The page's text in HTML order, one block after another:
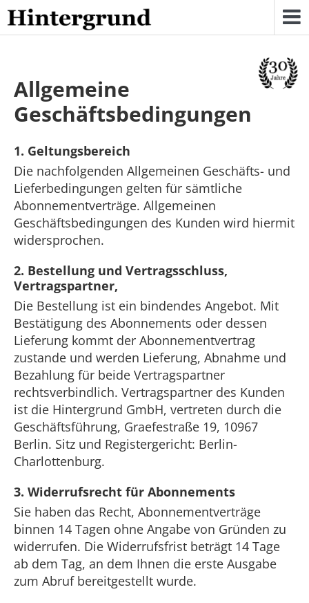
Skip
to
content
Allgemeine
Geschäftsbedingungen
1. Geltungsbereich
Die nachfolgenden Allgemeinen Geschäfts- und
Lieferbedingungen gelten für sämtliche
Abonnementverträge. Allgemeinen
Geschäftsbedingungen des Kunden wird hiermit
widersprochen.
2. Bestellung und Vertragsschluss,
Vertragspartner,
Die Bestellung ist ein bindendes Angebot. Mit
Bestätigung des Abonnements oder dessen
Lieferung kommt der Abonnementvertrag
zustande und werden Lieferung, Abnahme und
Bezahlung für beide Vertragspartner
rechtsverbindlich. Vertragspartner des Kunden
ist die Hintergrund GmbH, vertreten durch die
Geschäftsführung, Graefestraße 19, 10967
Berlin. Sitz und Registergericht: Berlin-
Charlottenburg.
3. Widerrufsrecht für Abonnements
Sie haben das Recht, Abonnementverträge
binnen 14 Tagen ohne Angabe von Gründen zu
widerrufen. Die Widerrufsfrist beträgt 14 Tage
ab dem Tag, an dem Ihnen die erste Ausgabe
zum Abruf bereitgestellt wurde.